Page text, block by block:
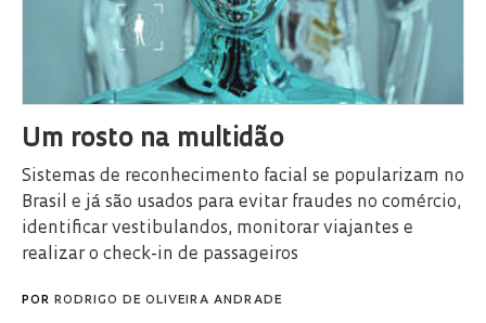
Um rosto na multidão
Sistemas de reconhecimento facial se popularizam no
Brasil e já são usados para evitar fraudes no comércio,
identificar vestibulandos, monitorar viajantes e
realizar o check-in de passageiros
POR RODRIGO DE OLIVEIRA ANDRADE